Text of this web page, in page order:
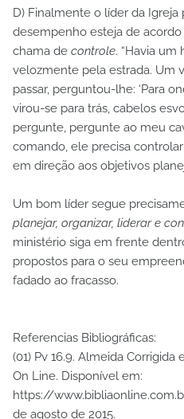
D) Finalmente o líder da
desempenho esteja de
chama de controle. “Havia
velozmente pela estrada. Um
passar, perguntou-lhe: ‘Para
virou-se para trás, cabelos
pergunte, pergunte ao meu
comando, ele precisa
em direção aos objetivos
Um bom líder segue
planejar, organizar, liderar e
ministério siga em frente
propostos para o seu
fadado ao fracasso.
Referencias Bibliográficas:
(01) Pv 16.9. Almeida Corrigida
On Line. Disponível em:
https://
de agosto de 2015.